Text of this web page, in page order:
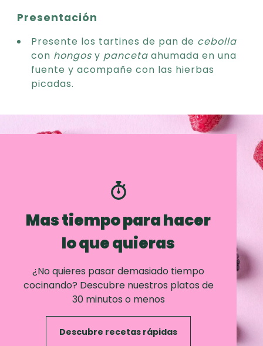
Presentación
Presente los tartines de pan de cebolla
con hongos y panceta ahumada en una
fuente y acompañe con las hierbas
picadas.
Mas tiempo para hacer
lo que quieras
¿No quieres pasar demasiado tiempo
cocinando? Descubre nuestros platos de
30 minutos o menos
Descubre recetas rápidas